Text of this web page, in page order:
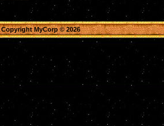
Copyright MyCorp © 2026